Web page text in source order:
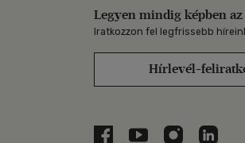
Legyen mindig képben
Iratkozzon fel legfrissebb
Hírlevél-
Libri a Facebookon
Libri a Youtube-
Libri azLibri